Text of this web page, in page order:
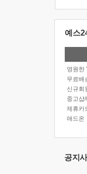
예스
영원한
무료배
신규회
중고샵
제휴카
애드온
공지